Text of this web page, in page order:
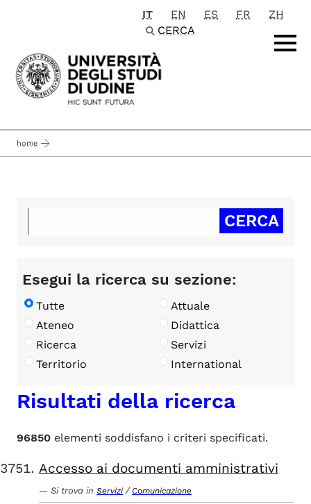
Passa al contenuto principale
IT EN ES FR
ZH
CERCA
home
Esegui la ricerca su sezione:
Tutte
Attuale
Ateneo
Didattica
Ricerca
Servizi
Territorio
International
Risultati della ricerca
96850 elementi soddisfano i criteri specificati.
Accesso ai documenti amministrativi
Si trova in Servizi / Comunicazione